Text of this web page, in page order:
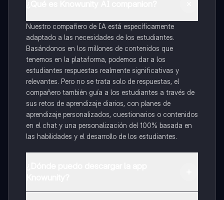
Nuestro compañero de IA está específicamente
adaptado a las necesidades de los estudiantes.
Basándonos en los millones de contenidos que
tenemos en la plataforma, podemos dar a los
estudiantes respuestas realmente significativas y
relevantes. Pero no se trata solo de respuestas, el
compañero también guía a los estudiantes a través de
sus retos de aprendizaje diarios, con planes de
aprendizaje personalizados, cuestionarios o contenidos
en el chat y una personalización del 100% basada en
las habilidades y el desarrollo de los estudiantes.